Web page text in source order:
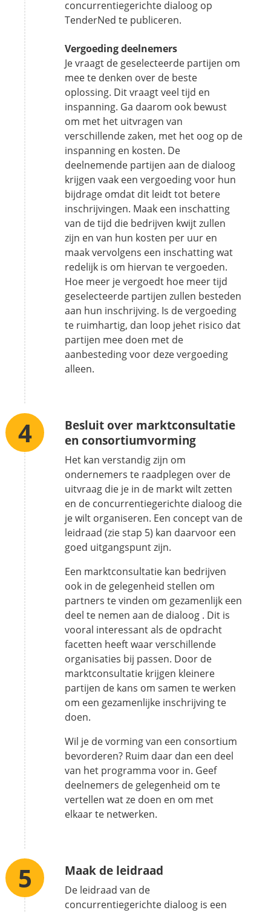
concurrentiegerichte dialoog op
TenderNed te publiceren.
Vergoeding deelnemers
Je vraagt de geselecteerde partijen om
mee te denken over de beste
oplossing. Dit vraagt veel tijd en
inspanning. Ga daarom ook bewust
om met het uitvragen van
verschillende zaken, met het oog op de
inspanning en kosten. De
deelnemende partijen aan de dialoog
krijgen vaak een vergoeding voor hun
bijdrage omdat dit leidt tot betere
inschrijvingen. Maak een inschatting
van de tijd die bedrijven kwijt zullen
zijn en van hun kosten per uur en
maak vervolgens een inschatting wat
redelijk is om hiervan te vergoeden.
Hoe meer je vergoedt hoe meer tijd
geselecteerde partijen zullen besteden
aan hun inschrijving. Is de vergoeding
te ruimhartig, dan loop jehet risico dat
partijen mee doen met de
aanbesteding voor deze vergoeding
alleen.
Besluit over marktconsultatie
en consortiumvorming
Het kan verstandig zijn om
ondernemers te raadplegen over de
uitvraag die je in de markt wilt zetten
en de concurrentiegerichte dialoog die
je wilt organiseren. Een concept van de
leidraad (zie stap 5) kan daarvoor een
goed uitgangspunt zijn.
Een marktconsultatie kan bedrijven
ook in de gelegenheid stellen om
partners te vinden om gezamenlijk een
deel te nemen aan de dialoog . Dit is
vooral interessant als de opdracht
facetten heeft waar verschillende
organisaties bij passen. Door de
marktconsultatie krijgen kleinere
partijen de kans om samen te werken
om een gezamenlijke inschrijving te
doen.
Wil je de vorming van een consortium
bevorderen? Ruim daar dan een deel
van het programma voor in. Geef
deelnemers de gelegenheid om te
vertellen wat ze doen en om met
elkaar te netwerken.
Maak de leidraad
De leidraad van de
concurrentiegerichte dialoog is een